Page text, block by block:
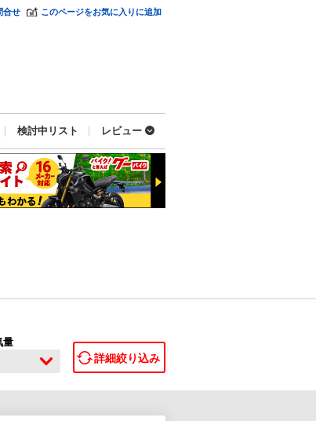
合せ このページをお気に入りに追加
検討中リスト レビュー
量
詳細絞り込み